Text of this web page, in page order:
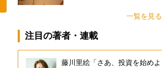
一覧を見る
注目の著者・連載
藤川里絵「さあ、投資を始めよ